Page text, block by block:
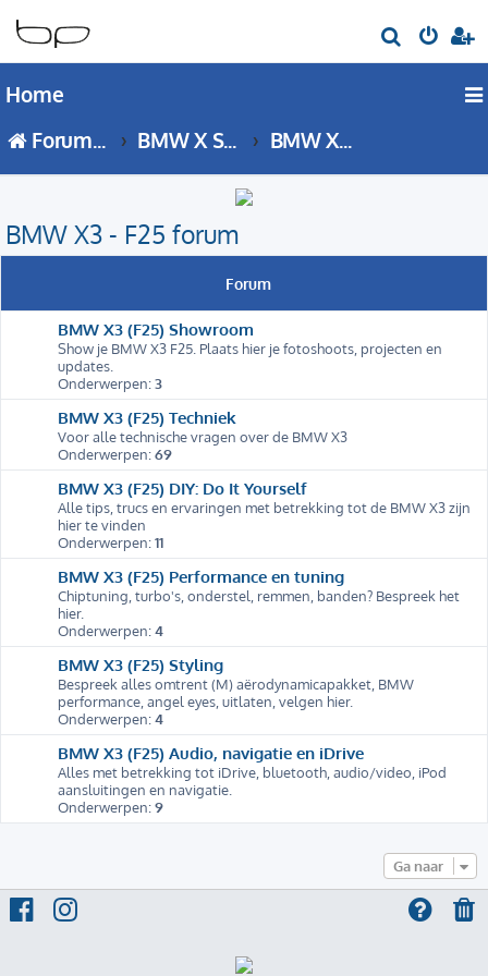
o
Home
Forumoverzicht
BMW X Serie BMW X3 - F25 forum
BMW X3 - F25 forum
Forum
BMW X3 (F25) Showroom
Show je BMW X3 F25. Plaats hier je fotoshoots, projecten en
updates.
Onderwerpen:3
BMW X3 (F25) Techniek
Voor alle technische vragen over de BMW X3
Onderwerpen:69
BMW X3 (F25) DIY: Do It Yourself
Alle tips, trucs en ervaringen met betrekking tot de BMW X3 zijn
hier te vinden
Onderwerpen:11
BMW X3 (F25) Performance en tuning
Chiptuning, turbo's, onderstel, remmen, banden? Bespreek het
hier.
Onderwerpen:4
BMW X3 (F25) Styling
Bespreek alles omtrent (M) aërodynamicapakket, BMW
performance, angel eyes, uitlaten, velgen hier.
Onderwerpen:4
BMW X3 (F25) Audio, navigatie en iDrive
Alles met betrekking tot iDrive, bluetooth, audio/video, iPod
aansluitingen en navigatie.
Onderwerpen:9
Ga naar